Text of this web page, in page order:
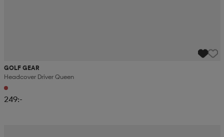
GOLF GEAR
Headcover Driver Queen
249:-